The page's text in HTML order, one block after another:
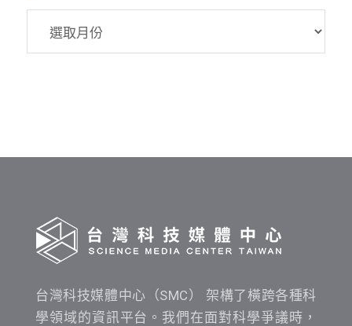
台灣科技媒體中心（SMC） 架構了橫跨各種科
學領域的資訊平台。我們在面對科學爭議時，